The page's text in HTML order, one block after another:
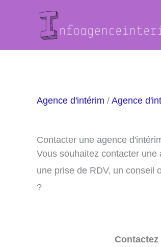
Agence d'intérim / Agence
Contacter une agence
Vous souhaitez contacter
une prise de RDV, un conseil
?